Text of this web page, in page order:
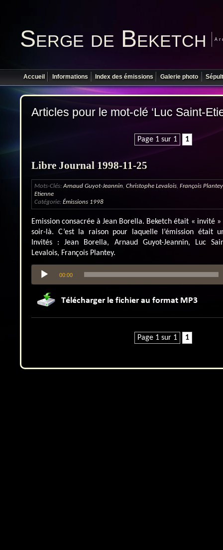
Serge de Beketch
Accueil Informations Index des émissions Galerie photo
Articles pour le mot-clé ‘Luc Saint-
Page 1 sur 1 1
Libre Journal 1998-11-25
Mots-Clés: Arnaud Guyot-Jeannin Christophe Levalois François Plantey
Etienne
Catégorie: Émissions 1998
Emission consacrée à Jean Borella. Beketch était « invité
soir-là. C’est la raison pour laquelle l’émission était
Invités : Jean Borella, Arnaud Guyot-Jeannin, Luc
Levalois, François Plantey.
Lecteur
audio
00:00
Page 1 sur 1 1